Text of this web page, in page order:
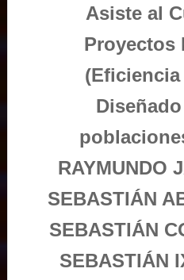
Asiste al
Proyectos
RAYMUNDO
SEBASTIÁN
SEBASTIÁN
SEBASTIÁN